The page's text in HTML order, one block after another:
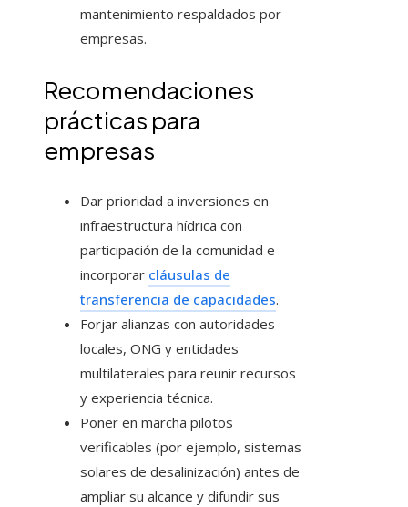
mantenimiento respaldados por
empresas.
Recomendaciones
prácticas para
empresas
Dar prioridad a inversiones en
infraestructura hídrica con
participación de la comunidad e
incorporar cláusulas de
transferencia de capacidades.
Forjar alianzas con autoridades
locales, ONG y entidades
multilaterales para reunir recursos
y experiencia técnica.
Poner en marcha pilotos
verificables (por ejemplo, sistemas
solares de desalinización) antes de
ampliar su alcance y difundir sus